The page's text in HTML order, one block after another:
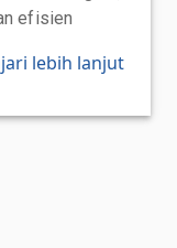
efisien
lebih lanjut